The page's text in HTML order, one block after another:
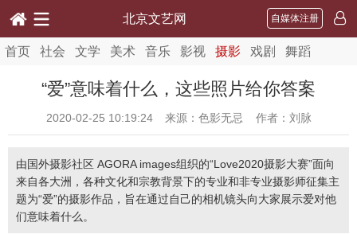
北京文艺网 自媒体注册
首页 社会 文学 美术 音乐 影视 摄影 戏剧 舞蹈
“爱”意味着什么，这些照片给你答案
2020-02-25 10:19:24 来源：色影无忌 作者：刘脉
由国外摄影社区 AGORA images组织的“Love2020摄影大赛”面向
来自各大洲，各种文化和宗教背景下的专业和非专业摄影师征集主
题为“爱”的摄影作品，旨在通过自己的相机镜头向大家展示爱对他
们意味着什么。